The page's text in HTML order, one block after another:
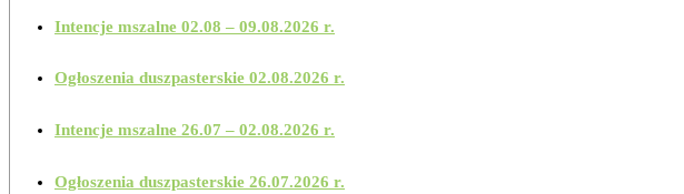
Intencje mszalne 02.08 – 09.08.2026 r.
Ogłoszenia duszpasterskie 02.08.2026 r.
Intencje mszalne 26.07 – 02.08.2026 r.
Ogłoszenia duszpasterskie 26.07.2026 r.